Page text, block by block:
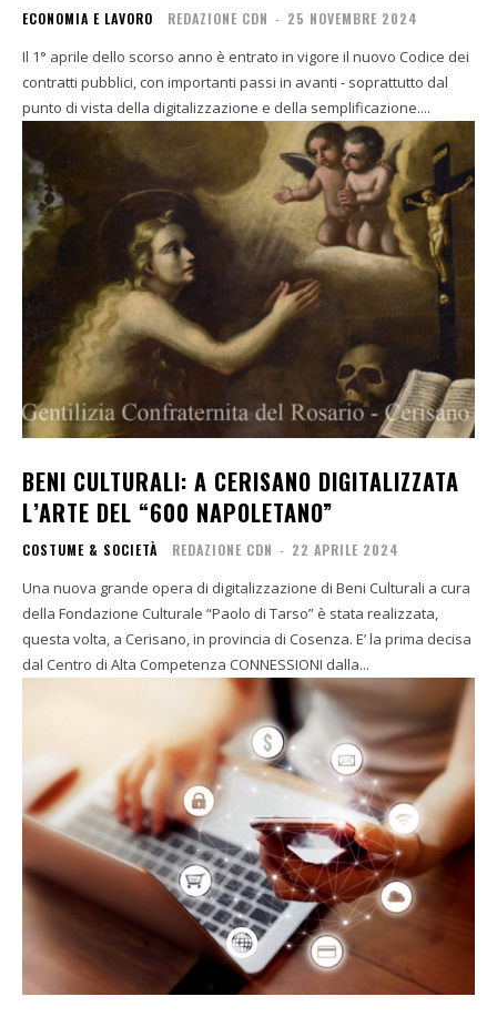
ECONOMIA E LAVORO REDAZIONE CDN - 25 NOVEMBRE 2024
Il 1° aprile dello scorso anno è entrato in vigore il nuovo Codice dei
contratti pubblici, con importanti passi in avanti - soprattutto dal
punto di vista della digitalizzazione e della semplificazione....
BENI CULTURALI: A CERISANO DIGITALIZZATA
L’ARTE DEL “600 NAPOLETANO”
COSTUME & SOCIETÀ REDAZIONE CDN - 22 APRILE 2024
Una nuova grande opera di digitalizzazione di Beni Culturali a cura
della Fondazione Culturale “Paolo di Tarso” è stata realizzata,
questa volta, a Cerisano, in provincia di Cosenza. E’ la prima decisa
dal Centro di Alta Competenza CONNESSIONI dalla...